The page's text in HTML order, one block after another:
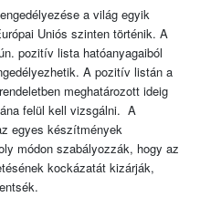
a világ egyik
Uniós szinten történik. A
pozitív lista hatóanyagaiból
A pozitív listán a
meghatározott ideig
felül kell vizsgálni. A
egyes készítmények
módon szabályozzák, hogy az
kockázatát kizárják,